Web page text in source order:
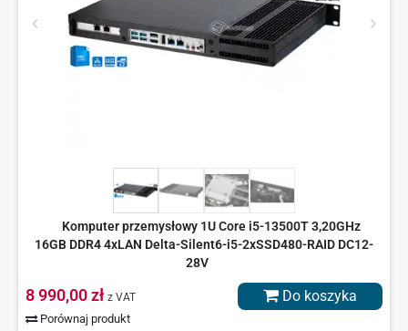
Komputer przemysłowy 1U Core i5-13500T 3,20GHz
16GB DDR4 4xLAN Delta-Silent6-i5-2xSSD480-RAID DC12-
28V
8 990,00 zł z VAT
Porównaj produkt
Do koszyka